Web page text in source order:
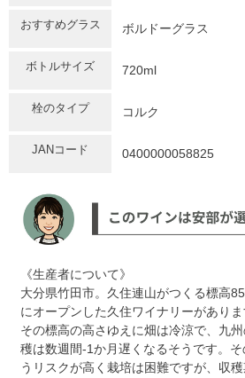
おすすめグラス ボルドーグラス
ボトルサイズ 720ml
栓のタイプ コルク
JANコード 0400000058825
《生産者について》
大分県竹田市。久住連山がつくる標高
にオープンした久住ワイナリーがありま
その標高の高さゆえに畑は冷涼で、九
穫は数週間-1か月遅くなるそうです。
うリスクが高く栽培は困難ですが、収